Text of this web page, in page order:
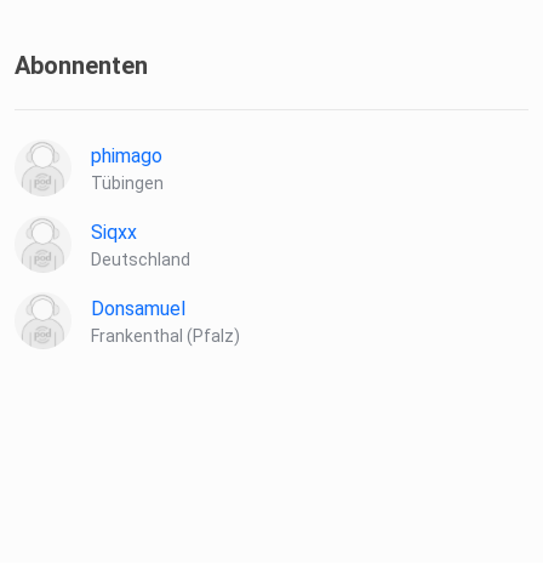
Abonnenten
phimago
Tübingen
Siqxx
Deutschland
Donsamuel
Frankenthal (Pfalz)